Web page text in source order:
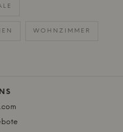
WOHNZIMMER